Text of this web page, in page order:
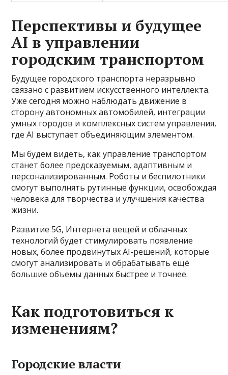
Перспективы и будущее
AI в управлении
городским транспортом
Будущее городского транспорта неразрывно
связано с развитием искусственного интеллекта.
Уже сегодня можно наблюдать движение в
сторону автономных автомобилей, интеграции
умных городов и комплексных систем управления,
где AI выступает объединяющим элементом.
Мы будем видеть, как управление транспортом
станет более предсказуемым, адаптивным и
персонализированным. Роботы и беспилотники
смогут выполнять рутинные функции, освобождая
человека для творчества и улучшения качества
жизни.
Развитие 5G, Интернета вещей и облачных
технологий будет стимулировать появление
новых, более продвинутых AI-решений, которые
смогут анализировать и обрабатывать ещё
большие объемы данных быстрее и точнее.
Как подготовиться к
изменениям?
Городские власти